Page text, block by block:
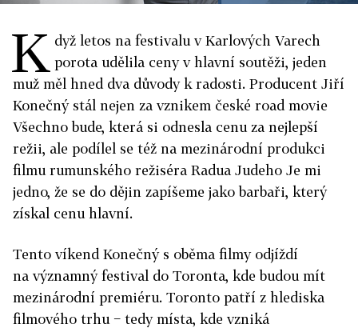
K dyž letos na festivalu v Karlových Varech
porota udělila ceny v hlavní soutěži, jeden
muž měl hned dva důvody k radosti. Producent Jiří
Konečný stál nejen za vznikem české road movie
Všechno bude, která si odnesla cenu za nejlepší
režii, ale podílel se též na mezinárodní produkci
filmu rumunského režiséra Radua Judeho Je mi
jedno, že se do dějin zapíšeme jako barbaři, který
získal cenu hlavní.
Tento víkend Konečný s oběma filmy odjíždí
na významný festival do Toronta, kde budou mít
mezinárodní premiéru. Toronto patří z hlediska
filmového trhu − tedy místa, kde vzniká